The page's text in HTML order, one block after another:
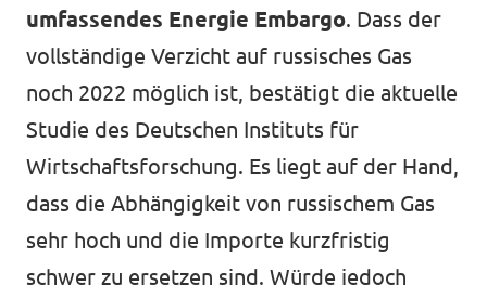
umfassendes Energie Embargo. Dass der
vollständige Verzicht auf russisches Gas
noch 2022 möglich ist, bestätigt die aktuelle
Studie des Deutschen Instituts für
Wirtschaftsforschung. Es liegt auf der Hand,
dass die Abhängigkeit von russischem Gas
sehr hoch und die Importe kurzfristig
schwer zu ersetzen sind. Würde jedoch